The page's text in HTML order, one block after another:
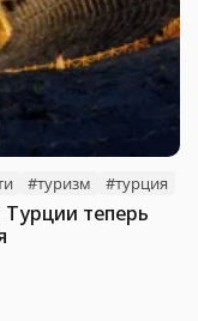
#туризм #турция
теперь